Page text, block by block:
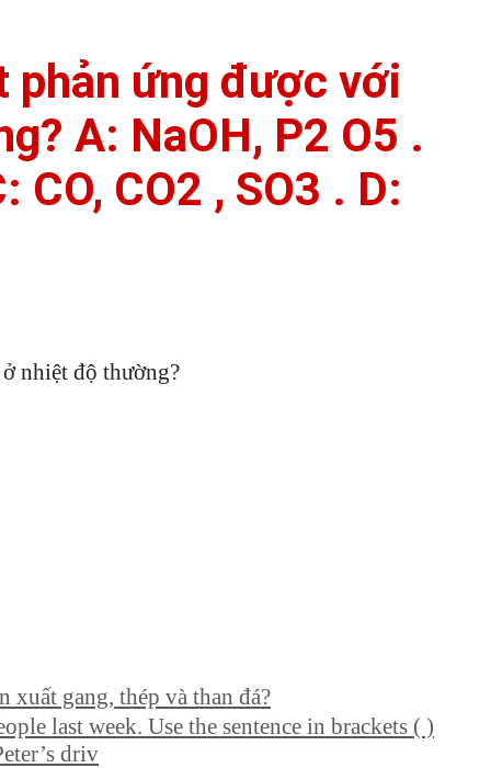
phản ứng được với
A: NaOH, P2 O5 .
CO, CO2 , SO3 . D:
nhiệt độ thường?
xuất gang, thép và than đá?
last week. Use the sentence in brackets ( )
driv